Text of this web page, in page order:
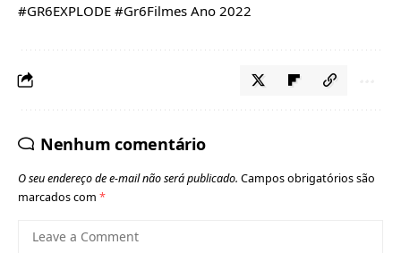
#GR6EXPLODE #Gr6Filmes Ano 2022
Nenhum comentário
O seu endereço de e-mail não será publicado. Campos obrigatórios são
marcados com *